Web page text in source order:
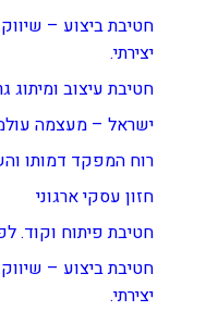
חטיבת ביצוע –
יצירתי.
חטיבת עיצוב ומיתוג
ישראל – מעצמה
רוח המפקד דמותו
חזון עסקי ארגוני
חטיבת פיתוח וקוד.
חטיבת ביצוע –
יצירתי.